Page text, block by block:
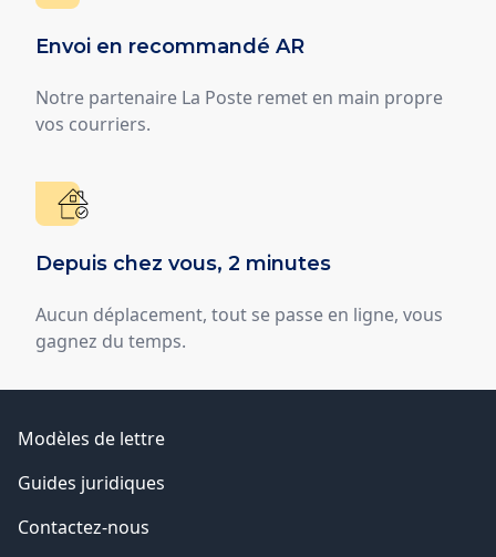
Envoi en recommandé AR
Notre partenaire La Poste remet en main propre
vos courriers.
Depuis chez vous, 2 minutes
Aucun déplacement, tout se passe en ligne, vous
gagnez du temps.
Modèles de lettre
Guides juridiques
Contactez-nous